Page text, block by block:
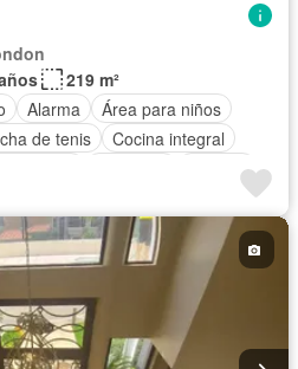
219 m²
Alarma
Área para niños
de tenis
Cocina integral
Internet